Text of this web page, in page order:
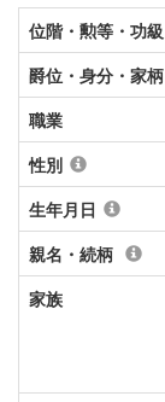
位階・勲等・功級
爵位・身分・家柄
職業
性別
生年月日
親名・続柄
家族